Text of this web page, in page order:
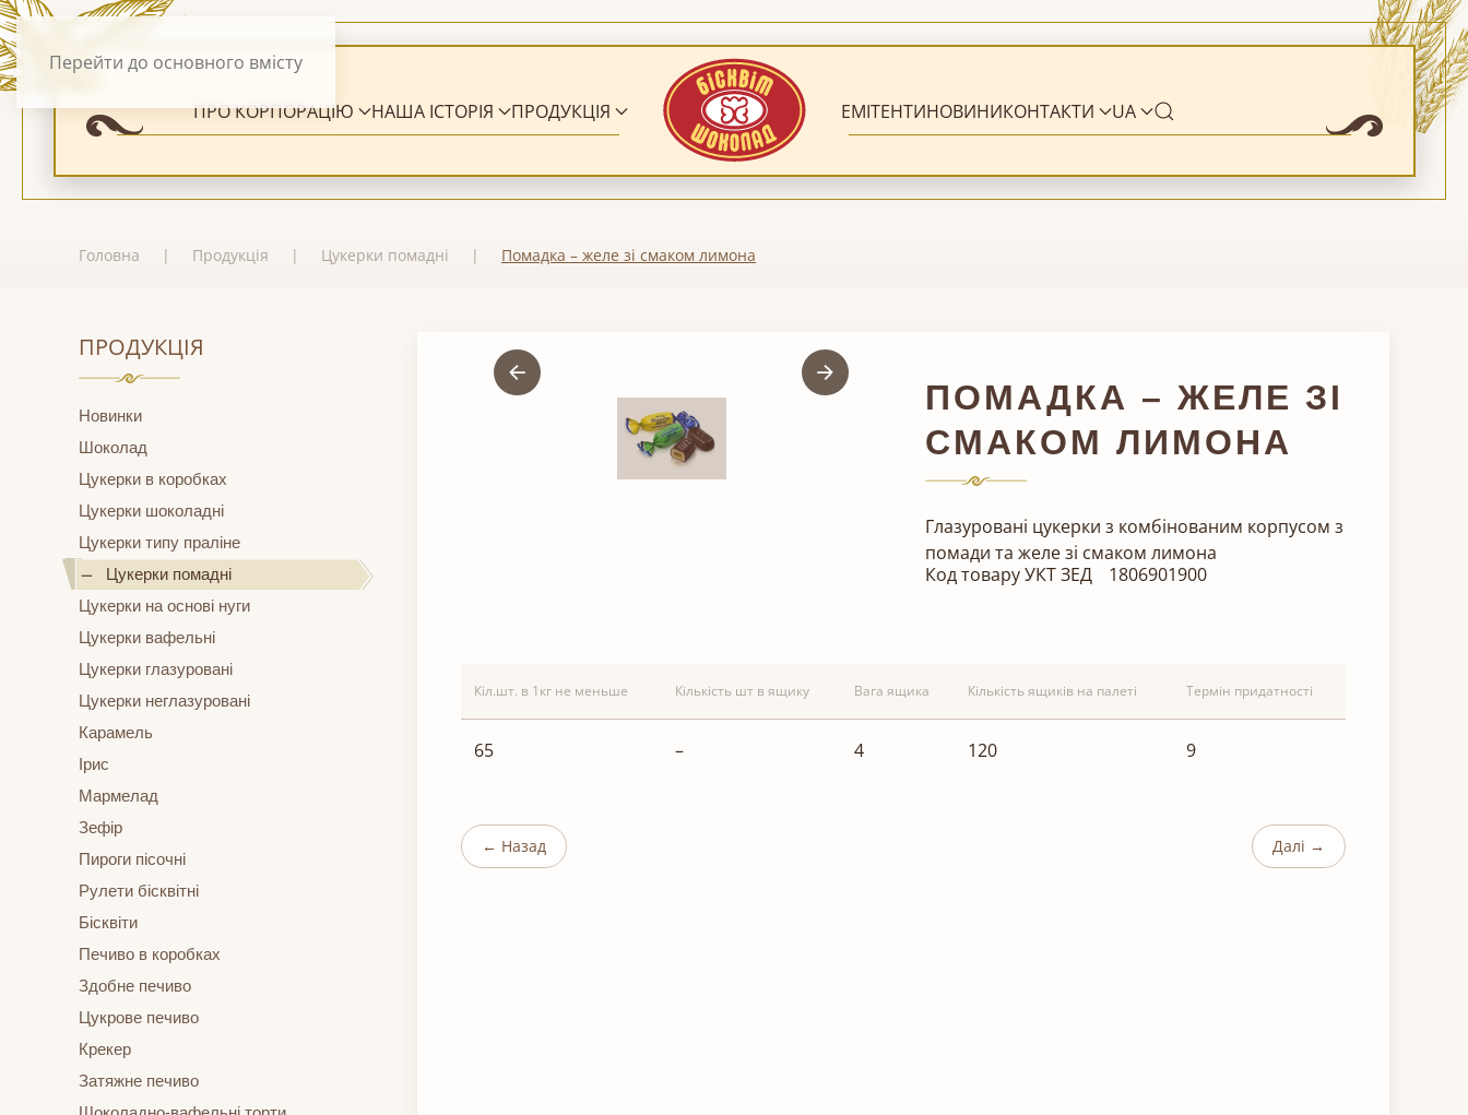
Перейти до основного вмісту
ПРО КОРПОРАЦІЮ НАША ІСТОРІЯ ПРОДУКЦІЯ ЕМІТЕНТИНОВИНИКОНТАКТИ UA
Головна Продукція Цукерки помадні Помадка – желе зі смаком лимона
ПРОДУКЦІЯ
Новинки
Шоколад
Цукерки в коробках
Цукерки шоколадні
Цукерки типу праліне
Цукерки помадні
Цукерки на основі нуги
Цукерки вафельні
Цукерки глазуровані
Цукерки неглазуровані
Карамель
Ірис
Мармелад
Зефір
Пироги пісочні
Рулети бісквітні
Бісквіти
Печиво в коробках
Здобне печиво
Цукрове печиво
Крекер
Затяжне печиво
ПОМАДКА – ЖЕЛЕ ЗІ
СМАКОМ ЛИМОНА
Глазуровані цукерки з комбінованим корпусом з
помади та желе зі смаком лимона
Код товару УКТ ЗЕД
1806901900
Кіл.шт. в 1кг не меньше Кількість шт в ящику Вага ящика Кількість ящиків на палеті Термін придатності
65 – 4 120 9
← Назад Далі →